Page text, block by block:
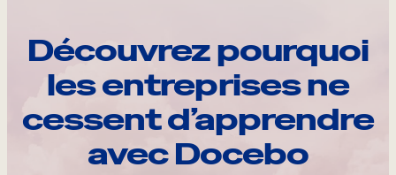
Découvrez pourquoi
les entreprises ne
cessent d’apprendre
avec Docebo